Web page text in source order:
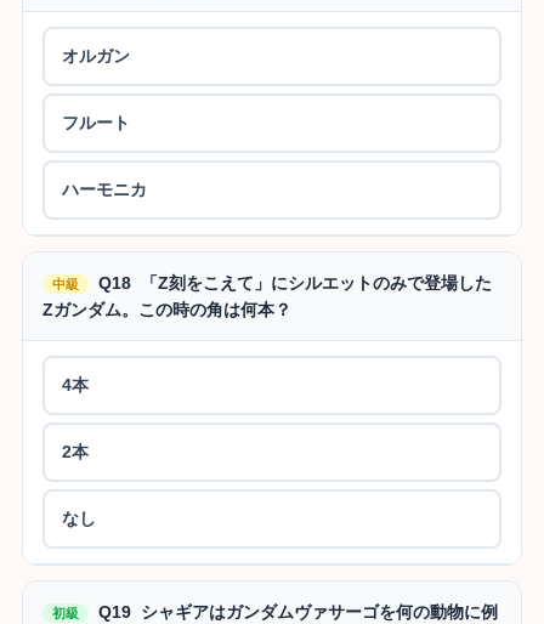
オルガン
フルート
ハーモニカ
中級
Q18 「Z刻をこえて」にシルエットのみで登場した
Zガンダム。この時の角は何本？
4本
2本
なし
初級 Q19 シャギアはガンダムヴァサーゴを何の動物に例